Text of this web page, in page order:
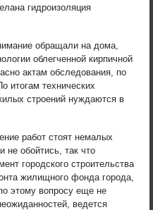
гидроизоляция
обращали на дома,
облегченной кирпичной
актам обследования, по
итогам технических
строений нуждаются в
работ стоят немалых
не обойтись, так что
городского строительства
жилищного фонда города,
этому вопросу еще не
ведется